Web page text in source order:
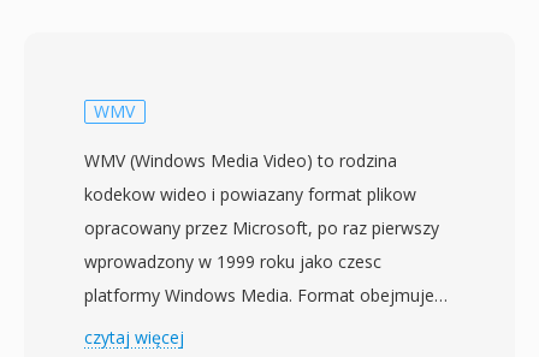
architekture atomow/blokow kompatybilna z
innymi narzedziami i przepływami pracy.
Format obsluguje zaawansowane funkcje, w
tym kodowanie H.264 high-profile,
wielokanalowe audio AAC i tekst z
synchronizacja czasowa do napisow i
podpisow. F4V reprezentowal strategiczny krok
WMV
WMV (Windows Media Video) to rodzina
kodekow wideo i powiazany format plikow
opracowany przez Microsoft, po raz pierwszy
wprowadzony w 1999 roku jako czesc
platformy Windows Media. Format obejmuje
kilka generacji kodekow — od oryginalnego
czytaj więcej